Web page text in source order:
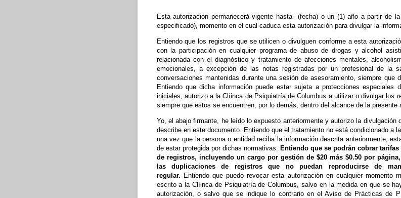
Esta autorización permanecerá vigente hasta
(fecha) o un (1) año a partir de
especificado), momento en el cual caduca esta autorización para divulgar la
Entiendo que los registros que se utilicen o divulguen conforme a esta
con la participación en cualquier programa de abuso de drogas y alcohol
relacionada con el diagnóstico y tratamiento de afecciones mentales,
emocionales, a excepción de las notas registradas por un profesional de la
conversaciones mantenidas durante una sesión de asesoramiento, siempre que
Entiendo que dicha información puede estar sujeta a protecciones especiales
iniciales, autorizo a la Clíinca de Psiquiatría de Columbus a utilizar o divulgar los
siempre que estos se encuentren, por lo demás, dentro del alcance de la presente
Yo, el abajo firmante, he leído lo expuesto anteriormente y autorizo la divulgación
describe en este documento. Entiendo que el tratamiento no está condicionado a
una vez que la persona o entidad reciba la información descrita anteriormente,
de estar protegida por dichas normativas.
Entiendo que se podrán cobrar
de registros, incluyendo un cargo por gestión de $20 más $0.50 por
las duplicaciones de registros que no puedan reproducirse de
regular. Entiendo que puedo revocar esta autorización en cualquier momento
escrito a la Clíinca de Psiquiatría de Columbus, salvo en la medida en que se
autorización, o salvo que se indique lo contrario en el Aviso de Prácticas de